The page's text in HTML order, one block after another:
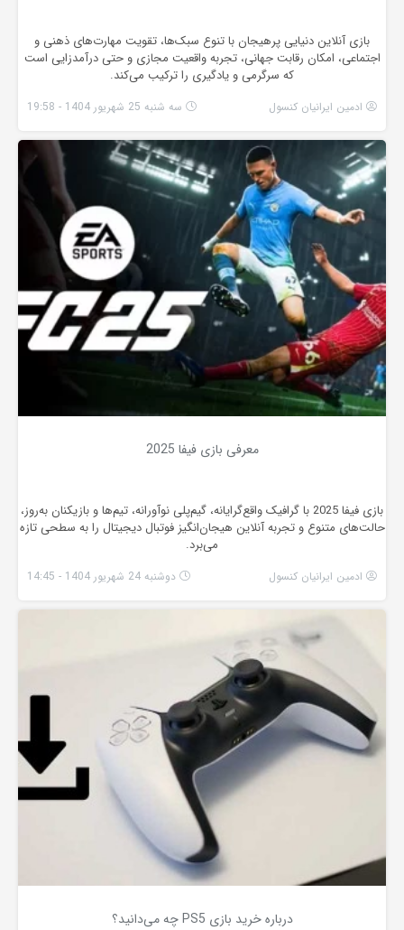
بازی آنلاین دنیایی پرهیجان با تنوع سبک‌ها، تقویت مهارت‌های ذهنی و
اجتماعی، امکان رقابت جهانی، تجربه واقعیت مجازی و حتی درآمدزایی است
که سرگرمی و یادگیری را ترکیب می‌کند.
ادمین ایرانیان کنسول سه شنبه 25 شهریور 1404 - 19:58
معرفی بازی فیفا 2025
بازی فیفا 2025 با گرافیک واقع‌گرایانه، گیم‌پلی نوآورانه، تیم‌ها و بازیکنان به‌روز،
حالت‌های متنوع و تجربه آنلاین هیجان‌انگیز فوتبال دیجیتال را به سطحی تازه
می‌برد.
ادمین ایرانیان کنسول دوشنبه 24 شهریور 1404 - 14:45
درباره خرید بازی PS5 چه می‌دانید؟